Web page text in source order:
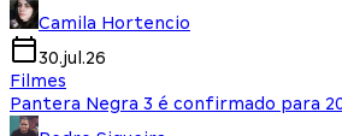
Camila Hortencio
30.jul.26
Filmes
Pantera Negra 3 é confirmado para